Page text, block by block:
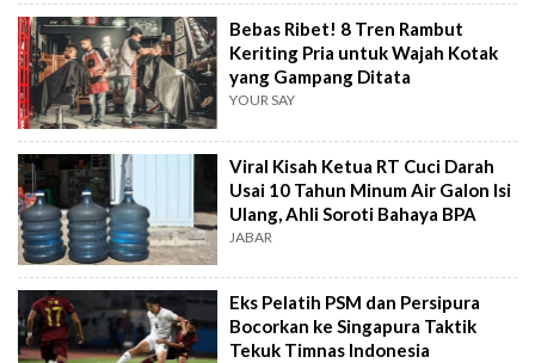
Bebas Ribet! 8 Tren Rambut
Keriting Pria untuk Wajah Kotak
yang Gampang Ditata
YOUR SAY
Viral Kisah Ketua RT Cuci Darah
Usai 10 Tahun Minum Air Galon Isi
Ulang, Ahli Soroti Bahaya BPA
JABAR
Eks Pelatih PSM dan Persipura
Bocorkan ke Singapura Taktik
Tekuk Timnas Indonesia